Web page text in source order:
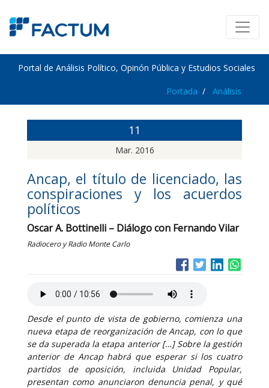
Portal de Análisis Político, Opinón Pública y Estudios Sociales
Portada Análisis
11
Mar. 2016
Ancap, el título de licenciado, las
conspiraciones y los acuerdos
políticos
Oscar A. Bottinelli – Diálogo con Fernando Vilar
Radiocero y Radio Monte Carlo
Desde el punto de vista de gobierno, comienza una
nueva etapa de reorganización de Ancap, con lo que
se da superada la etapa anterior […] Sobre la gestión
anterior de Ancap habrá que esperar si los cuatro
partidos de oposición, incluida Unidad Popular,
presentan como anunciaron denuncia penal, y qué